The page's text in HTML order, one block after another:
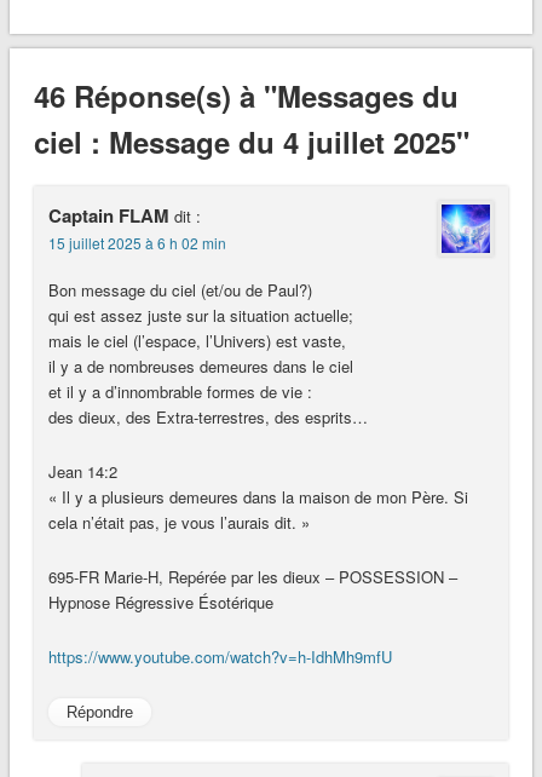
46 Réponse(s) à "Messages du
ciel : Message du 4 juillet 2025"
Captain FLAM dit :
15 juillet 2025 à 6 h 02 min
Bon message du ciel (et/ou de Paul?)
qui est assez juste sur la situation actuelle;
mais le ciel (l’espace, l’Univers) est vaste,
il y a de nombreuses demeures dans le ciel
et il y a d’innombrable formes de vie :
des dieux, des Extra-terrestres, des esprits…
Jean 14:2
« Il y a plusieurs demeures dans la maison de mon Père. Si
cela n’était pas, je vous l’aurais dit. »
695-FR Marie-H, Repérée par les dieux – POSSESSION –
Hypnose Régressive Ésotérique
https://www.youtube.com/watch?v=h-IdhMh9mfU
Répondre